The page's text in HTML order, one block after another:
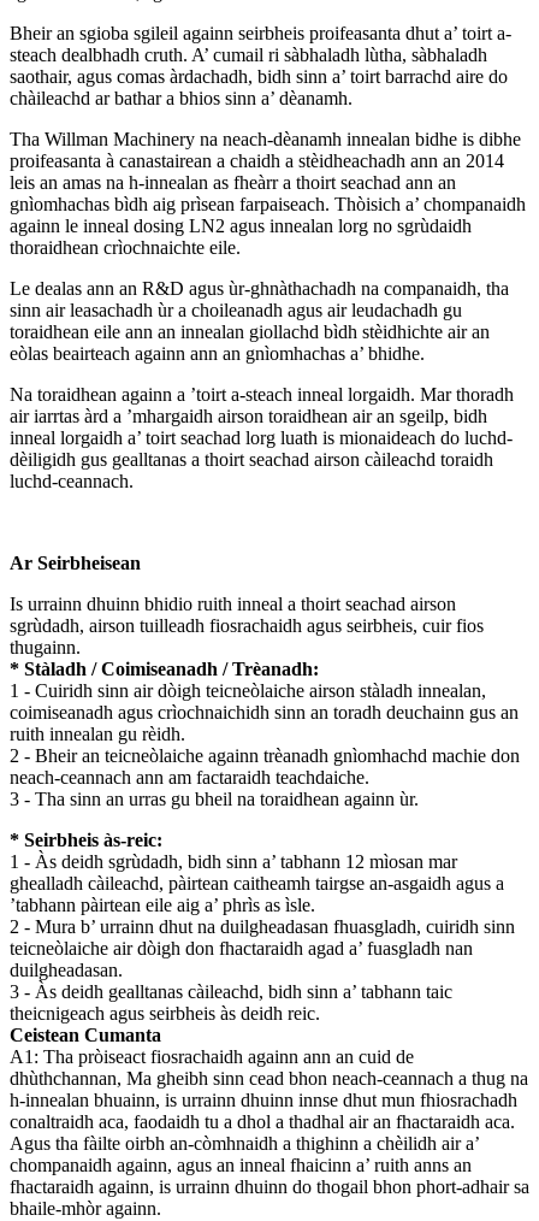
Bheir an sgioba sgileil againn seirbheis proifeasanta dhut a’ toirt a-
steach dealbhadh cruth. A’ cumail ri sàbhaladh lùtha, sàbhaladh
saothair, agus comas àrdachadh, bidh sinn a’ toirt barrachd aire do
chàileachd ar bathar a bhios sinn a’ dèanamh.
Tha Willman Machinery na neach-dèanamh innealan bidhe is dibhe
proifeasanta à canastairean a chaidh a stèidheachadh ann an 2014
leis an amas na h-innealan as fheàrr a thoirt seachad ann an
gnìomhachas bìdh aig prìsean farpaiseach. Thòisich a’ chompanaidh
againn le inneal dosing LN2 agus innealan lorg no sgrùdaidh
thoraidhean crìochnaichte eile.
Le dealas ann an R&D agus ùr-ghnàthachadh na companaidh, tha
sinn air leasachadh ùr a choileanadh agus air leudachadh gu
toraidhean eile ann an innealan giollachd bìdh stèidhichte air an
eòlas beairteach againn ann an gnìomhachas a’ bhidhe.
Na toraidhean againn a ’toirt a-steach inneal lorgaidh. Mar thoradh
air iarrtas àrd a ’mhargaidh airson toraidhean air an sgeilp, bidh
inneal lorgaidh a’ toirt seachad lorg luath is mionaideach do luchd-
dèiligidh gus gealltanas a thoirt seachad airson càileachd toraidh
luchd-ceannach.
Ar Seirbheisean
Is urrainn dhuinn bhidio ruith inneal a thoirt seachad airson
sgrùdadh, airson tuilleadh fiosrachaidh agus seirbheis, cuir fios
thugainn.
* Stàladh / Coimiseanadh / Trèanadh:
1 - Cuiridh sinn air dòigh teicneòlaiche airson stàladh innealan,
coimiseanadh agus crìochnaichidh sinn an toradh deuchainn gus an
ruith innealan gu rèidh.
2 - Bheir an teicneòlaiche againn trèanadh gnìomhachd machie don
neach-ceannach ann am factaraidh teachdaiche.
3 - Tha sinn an urras gu bheil na toraidhean againn ùr.
* Seirbheis às-reic:
1 - Às deidh sgrùdadh, bidh sinn a’ tabhann 12 mìosan mar
ghealladh càileachd, pàirtean caitheamh tairgse an-asgaidh agus a
’tabhann pàirtean eile aig a’ phrìs as ìsle.
2 - Mura b’ urrainn dhut na duilgheadasan fhuasgladh, cuiridh sinn
teicneòlaiche air dòigh don fhactaraidh agad a’ fuasgladh nan
duilgheadasan.
3 - Às deidh gealltanas càileachd, bidh sinn a’ tabhann taic
theicnigeach agus seirbheis às deidh reic.
Ceistean Cumanta
A1: Tha pròiseact fiosrachaidh againn ann an cuid de
dhùthchannan, Ma gheibh sinn cead bhon neach-ceannach a thug na
h-innealan bhuainn, is urrainn dhuinn innse dhut mun fhiosrachadh
conaltraidh aca, faodaidh tu a dhol a thadhal air an fhactaraidh aca.
Agus tha fàilte oirbh an-còmhnaidh a thighinn a chèilidh air a’
chompanaidh againn, agus an inneal fhaicinn a’ ruith anns an
fhactaraidh againn, is urrainn dhuinn do thogail bhon phort-adhair sa
bhaile-mhòr againn.